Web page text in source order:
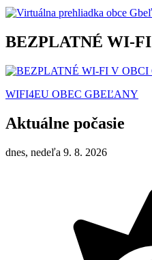
BEZPLATNÉ WI-FI
WIFI4EU OBEC GBEĽANY
Aktuálne počasie
dnes, nedeľa 9. 8. 2026